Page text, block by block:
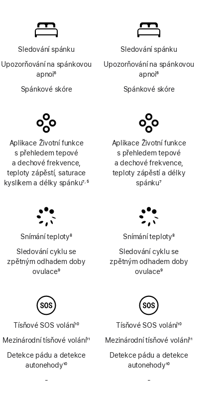
Sledování spánku
Upozorňování na spánkovou
apnoi
Poznámka
6
Spánkové skóre
Aplikace Životní funkce
s přehledem tepové
a dechové frekvence,
teploty zápěstí, saturace
kyslíkem a délky spánku7, 5
Snímání teploty
Poznámka
8
Sledování cyklu se
zpětným odhadem doby
ovulace9
Tísňové SOS volání
Poznámka
10
Mezinárodní tísňové volání11
Detekce pádu a detekce
autonehody10
-
kyslíkem
Sledování spánku
Upozorňování na spánkovou
apnoi
Poznámka
6
Spánkové skóre
Aplikace Životní funkce
s přehledem tepové
a dechové frekvence,
teploty zápěstí a délky
spánku7
Snímání teploty
Poznámka
8
Sledování cyklu se
zpětným odhadem doby
ovulace9
Tísňové SOS volání
Poznámka
10
Mezinárodní tísňové volání11
Detekce pádu a detekce
autonehody10
-